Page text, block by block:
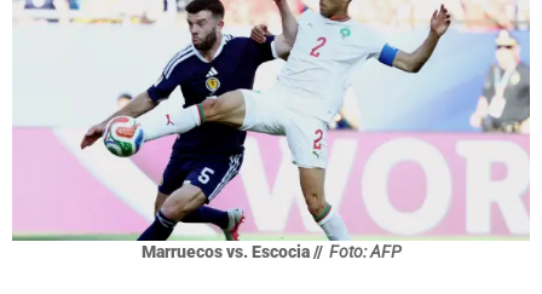
Marruecos vs. Escocia // Foto: AFP